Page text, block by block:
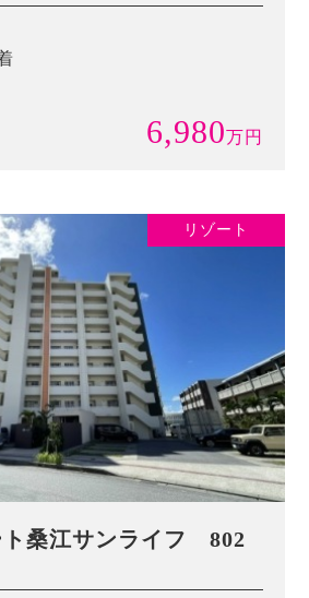
6,980万円
リゾート
ト桑江サンライフ 802